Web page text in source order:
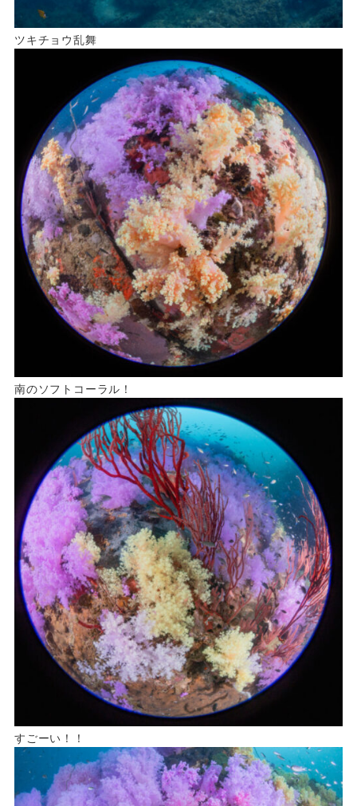
ツキチョウ乱舞
南のソフトコーラル！
すごーい！！